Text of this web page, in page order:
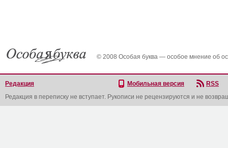
© 2008 Особая буква — особое мнение об
Редакция Мобильная версия
RSS
Редакция в переписку не вступает. Рукописи не рецензируются и не